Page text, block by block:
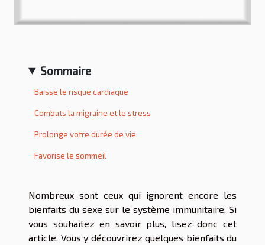
Sommaire
Baisse le risque cardiaque
Combats la migraine et le stress
Prolonge votre durée de vie
Favorise le sommeil
Nombreux sont ceux qui ignorent encore les
bienfaits du sexe sur le système immunitaire. Si
vous souhaitez en savoir plus, lisez donc cet
article. Vous y découvrirez quelques bienfaits du